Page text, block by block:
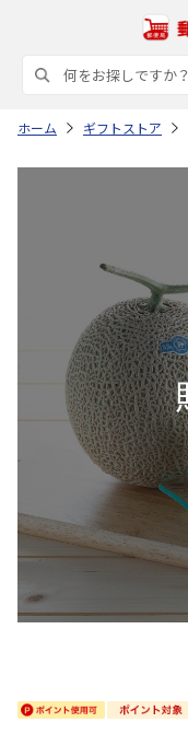
ホーム ギフトストア